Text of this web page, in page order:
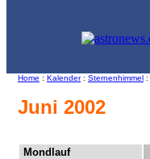
Home : Kalender : Sternenhimmel :
Juni 2002
Mondlauf